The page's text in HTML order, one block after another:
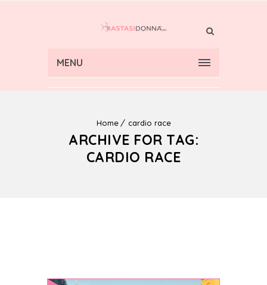
MENU
Home cardio race
ARCHIVE FOR TAG:
CARDIO RACE